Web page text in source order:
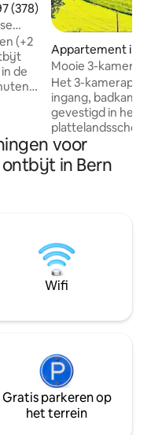
beoordeling van
(378)
(+2
de
te
Appartement in
Mooie 3-
platteland/dicht
Het 3-
ingang,
gevestigd in het
volledig is gerenoveerd.
de natuur en met
bergen geniet je van
(UBER/TAXI) In het middelste gedeelte
bevindt zich
bedrijven. Op de
wonen we met 2
voor
in Bern
Wifi
Gratis parkeren op
het terrein